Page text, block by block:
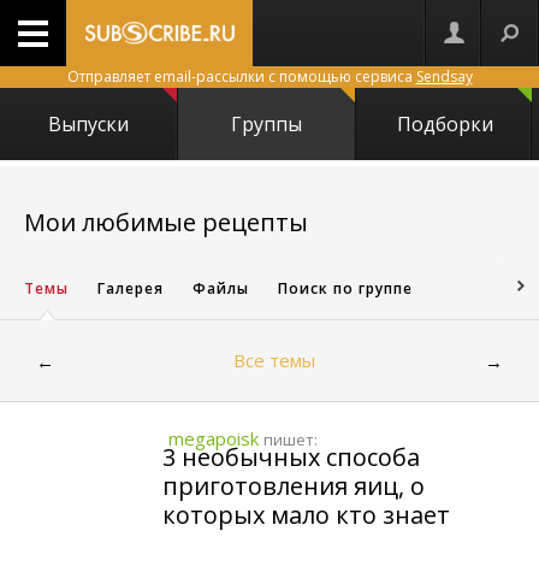
Отправляет email-рассылки с помощью сервиса Sendsay
Выпуски Группы Подборки
Мои любимые рецепты
Темы Галерея Файлы Поиск по группе
← Все темы →
megapoisk пишет:
3 необычных способа
приготовления яиц, о
которых мало кто знает